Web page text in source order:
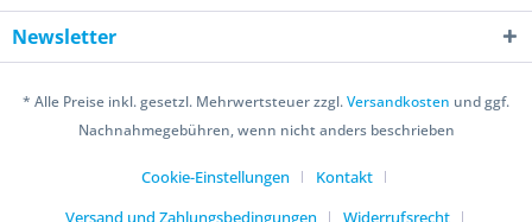
Newsletter
* Alle Preise inkl. gesetzl. Mehrwertsteuer zzgl.Versandkosten und ggf.
Nachnahmegebühren, wenn nicht anders beschrieben
Cookie-Einstellungen
Kontakt
Versand und Zahlungsbedingungen
Widerrufsrecht